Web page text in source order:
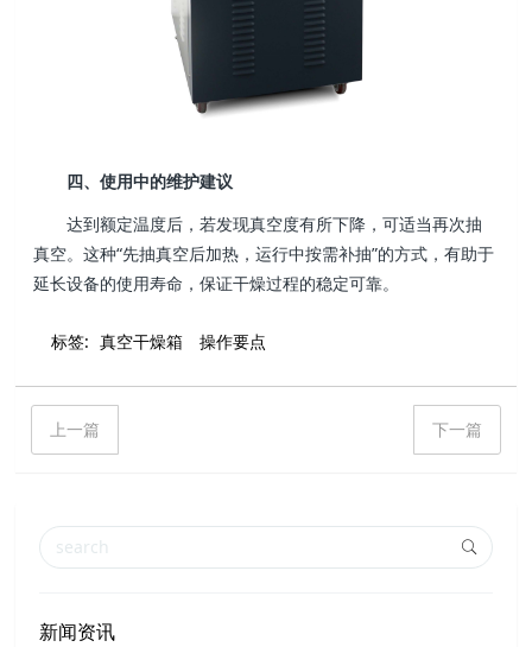
四、使用中的维护建议
达到额定温度后，若发现真空度有所下降，可适当再次抽
真空。这种“先抽真空后加热，运行中按需补抽”的方式，有助于
延长设备的使用寿命，保证干燥过程的稳定可靠。
标签: 真空干燥箱 操作要点
上一篇 下一篇
新闻资讯